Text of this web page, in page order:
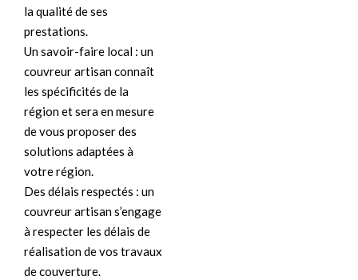
la qualité de ses
prestations.
Un savoir-faire local : un
couvreur artisan connaît
les spécificités de la
région et sera en mesure
de vous proposer des
solutions adaptées à
votre région.
Des délais respectés : un
couvreur artisan s’engage
à respecter les délais de
réalisation de vos travaux
de couverture.